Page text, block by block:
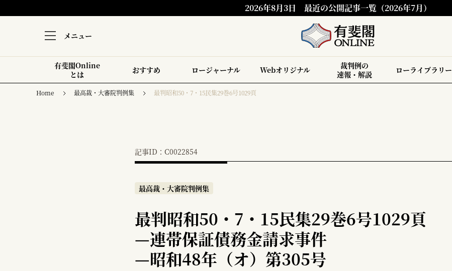
2026年8月3日 最近の公開記事一覧（2026年7月）
メニュー
有斐閣Online
とは
おすすめ ロージャーナル Webオリジナル
裁判例の
速報・解説
ローライブラリー
Home 最高裁・大審院判例集 最判昭和50・7・15民集29巻6号1029頁
記事ID：C0022854
最高裁・大審院判例集
最判昭和50・7・15民集29巻6号1029頁
—連帯保証債務金請求事件
—昭和48年（オ）第305号